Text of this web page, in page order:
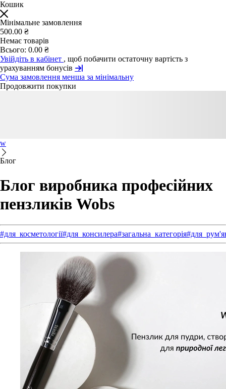
Кошик
Мінімальне замовлення
500.00 ₴
Немає товарів
Всього: 0.00 ₴
Увійдіть в кабінет , щоб побачити остаточну вартість з
урахуванням бонусів
Сума замовлення менша за мінімальну
Продовжити покупки
w
Блог
Блог виробника професійних
пензликів Wobs
#для_косметології#для_консилера#загальна_категорія